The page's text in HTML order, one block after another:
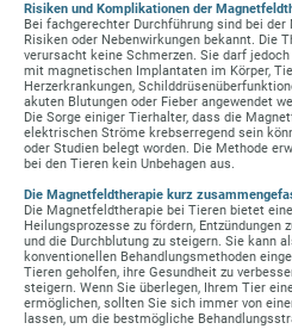
Risiken und Komplikationen der
Bei fachgerechter Durchführung sind bei
Risiken oder Nebenwirkungen bekannt. Die
verursacht keine Schmerzen. Sie darf
mit magnetischen Implantaten im Körper,
Herzerkrankungen,
akuten Blutungen oder Fieber angewendet
Die Sorge einiger Tierhalter, dass die
elektrischen Ströme krebserregend sein
oder Studien belegt worden. Die Methode
bei den Tieren kein Unbehagen aus.
Die Magnetfeldtherapie kurz
Die Magnetfeldtherapie bei Tieren bietet
Heilungsprozesse zu fördern, Entzündungen
und die Durchblutung zu steigern. Sie kann
konventionellen Behandlungsmethoden
Tieren geholfen, ihre Gesundheit zu
steigern. Wenn Sie überlegen, Ihrem Tier
ermöglichen, sollten Sie sich immer von
lassen, um die bestmögliche